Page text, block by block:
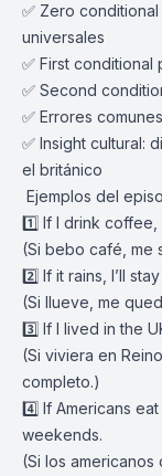
✅ Zero
universales
✅ First
✅ Second
✅ Errores
✅ Insight cultural:
el británico
Ejemplos del
1️⃣ If I drink
(Si bebo café, me
2️⃣ If it rains, I’ll
(Si llueve, me
3️⃣ If I lived in the
(Si viviera en
completo.)
4️⃣ If Americans
weekends.
(Si los